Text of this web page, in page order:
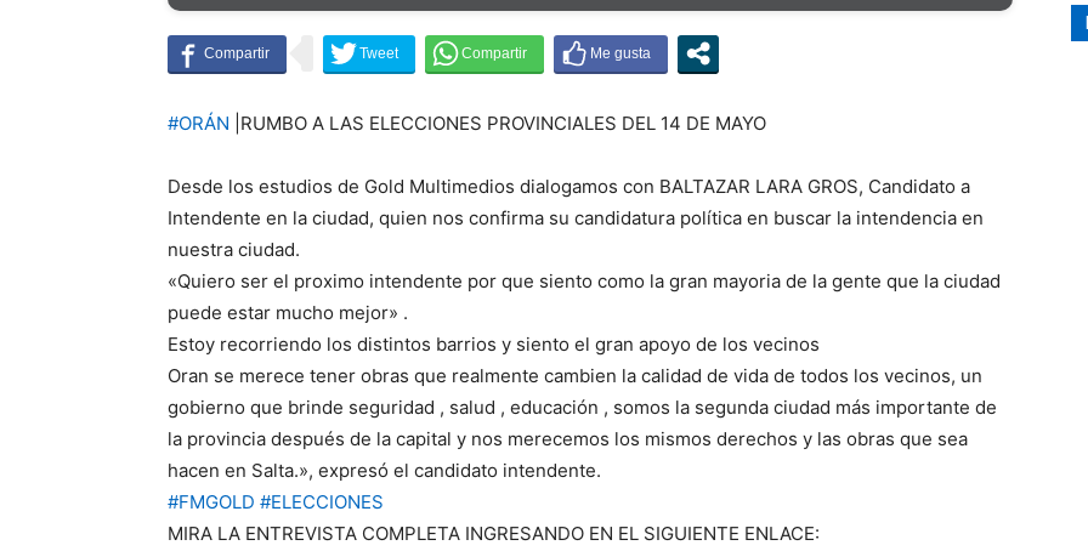
#ORÁN |RUMBO A LAS ELECCIONES PROVINCIALES DEL 14 DE MAYO
Desde los estudios de Gold Multimedios dialogamos con BALTAZAR LARA GROS, Candidato a
Intendente en la ciudad, quien nos confirma su candidatura política en buscar la intendencia en
nuestra ciudad.
«Quiero ser el proximo intendente por que siento como la gran mayoria de la gente que la ciudad
puede estar mucho mejor» .
Estoy recorriendo los distintos barrios y siento el gran apoyo de los vecinos
Oran se merece tener obras que realmente cambien la calidad de vida de todos los vecinos, un
gobierno que brinde seguridad , salud , educación , somos la segunda ciudad más importante de
la provincia después de la capital y nos merecemos los mismos derechos y las obras que sea
hacen en Salta.», expresó el candidato intendente.
#FMGOLD #ELECCIONES
MIRA LA ENTREVISTA COMPLETA INGRESANDO EN EL SIGUIENTE ENLACE: